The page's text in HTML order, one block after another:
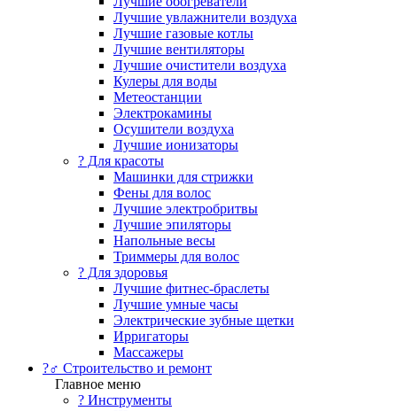
Лучшие увлажнители воздуха
Лучшие газовые котлы
Лучшие вентиляторы
Лучшие очистители воздуха
Кулеры для воды
Метеостанции
Электрокамины
Осушители воздуха
Лучшие ионизаторы
? Для красоты
Машинки для стрижки
Фены для волос
Лучшие электробритвы
Лучшие эпиляторы
Напольные весы
Триммеры для волос
? Для здоровья
Лучшие фитнес-браслеты
Лучшие умные часы
Электрические зубные щетки
Ирригаторы
Массажеры
?‍♂️ Строительство и ремонт
Главное меню
?️ Инструменты